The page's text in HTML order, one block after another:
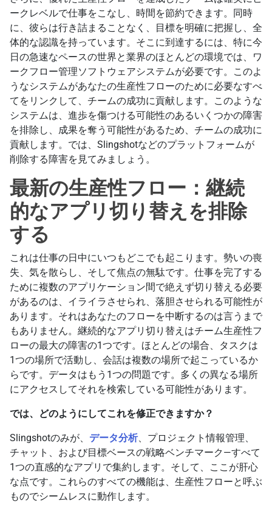
ークレベルで仕事をこなし、時間を節約できます。同時
に、彼らは行き詰まることなく、目標を明確に把握し、全
体的な認識を持っています。そこに到達するには、特に今
日の急速なペースの世界と業界のほとんどの環境では、ワ
ークフロー管理ソフトウェアシステムが必要です。このよ
うなシステムがあなたの生産性フローのために必要なすべ
てをリンクして、チームの成功に貢献します。このような
システムは、進歩を傷つける可能性のあるいくつかの障害
を排除し、成果を奪う可能性があるため、チームの成功に
貢献します。では、Slingshotなどのプラットフォームが
削除する障害を見てみましょう。
最新の生産性フロー：継続
的なアプリ切り替えを排除
する
これは仕事の日中にいつもどこでも起こります。勢いの喪
失、気を散らし、そして焦点の無駄です。仕事を完了する
ために複数のアプリケーション間で絶えず切り替える必要
があるのは、イライラさせられ、落胆させられる可能性が
あります。それはあなたのフローを中断するのは言うまで
もありません。継続的なアプリ切り替えはチーム生産性フ
ローの最大の障害の1つです。ほとんどの場合、タスクは
1つの場所で活動し、会話は複数の場所で起こっているか
らです。データはもう1つの問題です。多くの異なる場所
にアクセスしてそれを検索している可能性があります。
では、どのようにしてこれを修正できますか？
Slingshotのみが、 データ分析、プロジェクト情報管理、
チャット、および目標ベースの戦略ベンチマーク—すべて
1つの直感的なアプリで集約します。そして、ここが肝心
な点です。これらのすべての機能は、生産性フローと呼ぶ
ものでシームレスに動作します。